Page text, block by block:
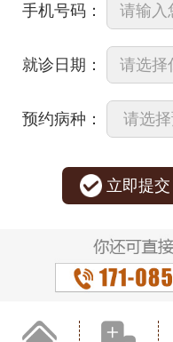
手机号码：
就诊日期：
预约病种：
立即提交